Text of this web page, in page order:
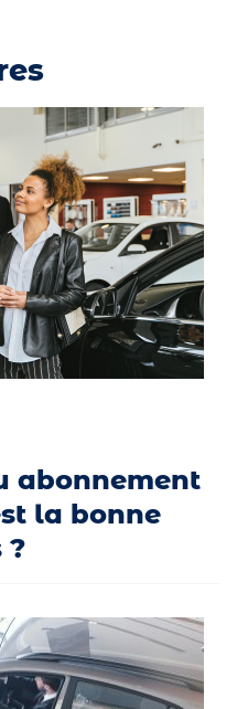
abonnement
la bonne
?